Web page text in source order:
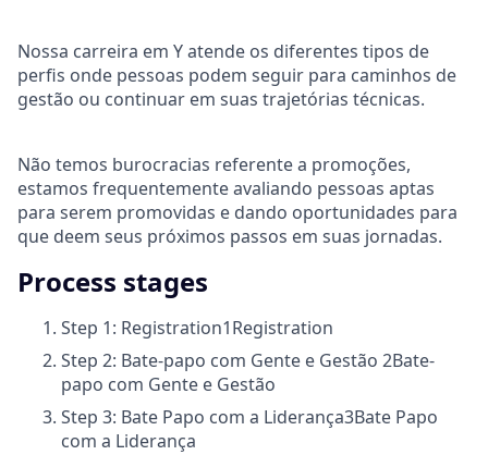
Nossa carreira em Y atende os diferentes tipos de
perfis onde pessoas podem seguir para caminhos de
gestão ou continuar em suas trajetórias técnicas.
Não temos burocracias referente a promoções,
estamos frequentemente avaliando pessoas aptas
para serem promovidas e dando oportunidades para
que deem seus próximos passos em suas jornadas.
Process stages
Step 1: Registration1Registration
Step 2: Bate-papo com Gente e Gestão 2Bate-
papo com Gente e Gestão
Step 3: Bate Papo com a Liderança3Bate Papo
com a Liderança